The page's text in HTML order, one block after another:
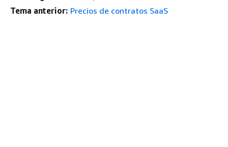
Tema anterior: Precios de contratos SaaS